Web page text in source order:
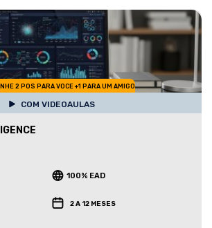
2 POS PARA VOCE +1 PARA UM AMIGO
COM VIDEOAULAS
100% EAD
2 A 12 MESES